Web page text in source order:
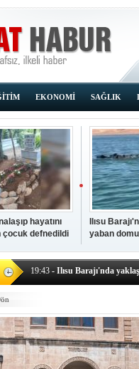
EKONOMİ SAĞLIK
hayatını
çocuk defnedildi
Ilısu
yaban
- OKUMAK İÇİN
19:43 - Ilısu Barajı'nda
19:42- Hacıoğlu: UMKE
19:08- HÜDA PAR Şırnak il
istiyor
19:06 - Öter: Maneviyatı ve
kumardır
18:06- MARSU, Kabala
18:14
- VEFAT • Mehmet Ata